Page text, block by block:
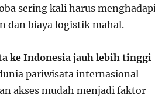
sering kali harus
dan biaya logistik mahal.
ke Indonesia jauh lebih tinggi
pariwisata internasional
akses mudah menjadi faktor